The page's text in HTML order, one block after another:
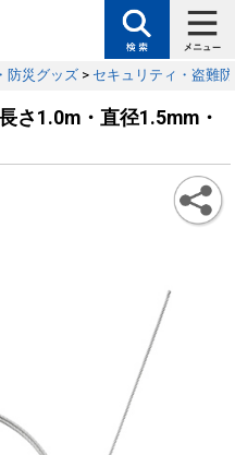
防災グッズ > セキュリティ・盗難
さ1.0m・直径1.5mm・